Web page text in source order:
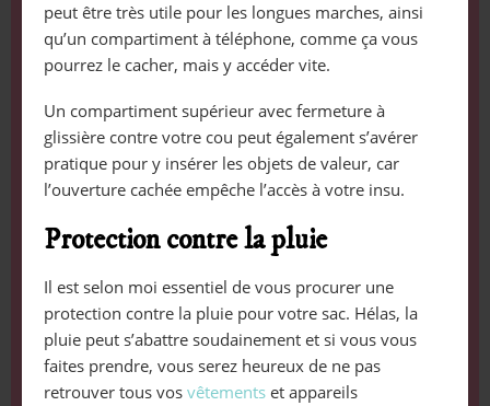
peut être très utile pour les longues marches, ainsi
qu’un compartiment à téléphone, comme ça vous
pourrez le cacher, mais y accéder vite.
Un compartiment supérieur avec fermeture à
glissière contre votre cou peut également s’avérer
pratique pour y insérer les objets de valeur, car
l’ouverture cachée empêche l’accès à votre insu.
Protection contre la pluie
Il est selon moi essentiel de vous procurer une
protection contre la pluie pour votre sac. Hélas, la
pluie peut s’abattre soudainement et si vous vous
faites prendre, vous serez heureux de ne pas
retrouver tous vos vêtementset appareils